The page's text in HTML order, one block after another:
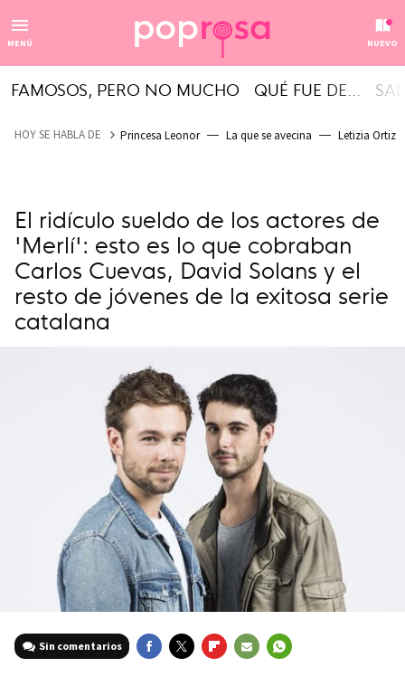
MENÚ NUEVO
FAMOSOS, PERO NO MUCHO QUÉ FUE DE...
HOY SE HABLA DE Princesa Leonor La que se avecina Letizia Ortiz
El ridículo sueldo de los actores de
'Merlí': esto es lo que cobraban
Carlos Cuevas, David Solans y el
resto de jóvenes de la exitosa serie
catalana
Sin comentarios